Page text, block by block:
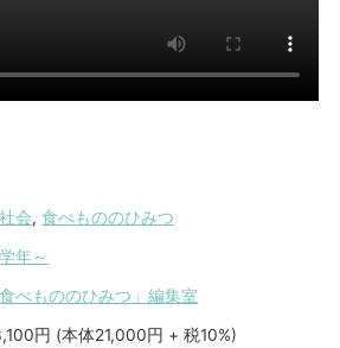
会,食べもののひみつ
年～
食べもののひみつ」編集室
円 (本体21,000円 + 税10%)